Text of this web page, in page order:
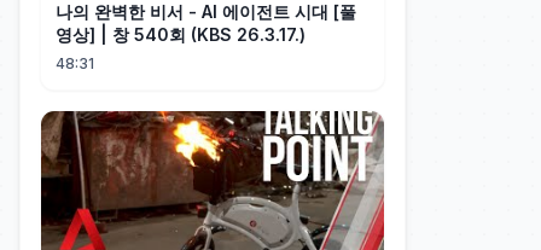
나의 완벽한 비서 - AI 에이전트 시대 [풀
영상] | 창 540회 (KBS 26.3.17.)
48:31